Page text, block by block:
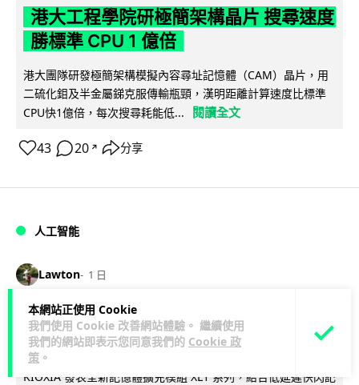
本網站正使用 Cookie
我們使用 Cookie 改善網站體驗。 繼續使用
我們的網站即表示您同意我們的 Cookie 政
策 。
港大工程學院研極簡架構晶片 搜尋速度
勝標準 CPU 1 億倍
港大團隊研發極簡架構模擬內容尋址記憶體（CAM）晶片，用
二硫化鉬及半金屬銻克服傳輸瓶頸，漢明距離計算速度比標準
CPU快1億倍，每次搜尋耗能低...
閱讀全文
43 20 ↗ 分享
人工智能
Lawton 1 日
靠快閃記憶體紓緩 DRAM 不足 KIOXIA
推 XL1 記憶體擴充模組
KIOXIA 發表全新記憶體擴充模組 XL1 系列，結合低延遲快閃記